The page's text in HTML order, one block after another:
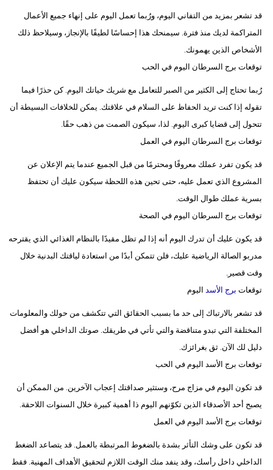
قد تشعر بمزيد من التفاني اليوم، ورُبما تعمل اليوم على إنهاء جميع الأعمال
المتراكمة لديك منذ فترة. سيمنحك هذا إحساسًا لطيفًا بالإنجاز، وسيلاحظ ذلك
الأشخاص الذين يهمونك.
توقعات برج السرطان اليوم في الحب
رُبما تحتاج إلى الكثير من الصبر للتعامل مع شريك حياتك اليوم. كن حذرًا فيما
تقوله إذا كنت تريد الحفاظ على السلام في علاقتك. يمكن للخلافات البسيطة أن
تتحول إلى قضايا كبرى اليوم. لذا، سيكون الصمت من ذهب حقًا.
توقعات برج السرطان اليوم في العمل
قد يكون تفرد عملك معروفًا ومحترمًا من قبل الجميع عندما يتم الإعلان عن
المشروع الذي تعمل عليه، حتى تحين هذه اللحظة سيكون عليك أن تحتفظ
بسرية عملك طوال الوقت.
توقعات برج السرطان اليوم في الصحة
قد يكون عليك أن تدرك اليوم أنه إذا لم تظل مقيدًا بالنظام الغذائي الذي يقترحه
مدربو الصالة الرياضية عليك، فلن تتمكن أبدًا من استعادة لياقتك البدنية خلال
وقت قصير.
توقعات برج الأسد اليوم
قد تشعر بالارتباك إلى حد ما بسبب الحقائق التي تتكشف من حولك والمعلومات
المختلفة التي تبدو متناقضة والتي تأتي في طريقك. صوتك الداخلي هو أفضل
دليل لك الآن. ثق بغرائزك.
توقعات برج الأسد اليوم في الحب
قد تكون اليوم في مزاج مرح، وستثير صداقتك إعجاب الآخرين. من الممكن أن
يصبح أحد الأصدقاء الذين تكوّنهم اليوم ذا أهمية كبيرة خلال السنوات اللاحقة.
توقعات برج الأسد اليوم في العمل
قد تكون على وشك التأثر بشدة بالضغوط المرتبطة بالعمل. قد يتصاعد الضغط
الداخلي داخل رأسك، وقد ينفد منك الوقت اللازم لتحقيق الأهداف المهنية. فقط